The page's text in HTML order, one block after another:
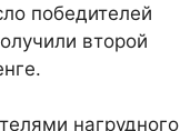
победителей
второй
нагрудного